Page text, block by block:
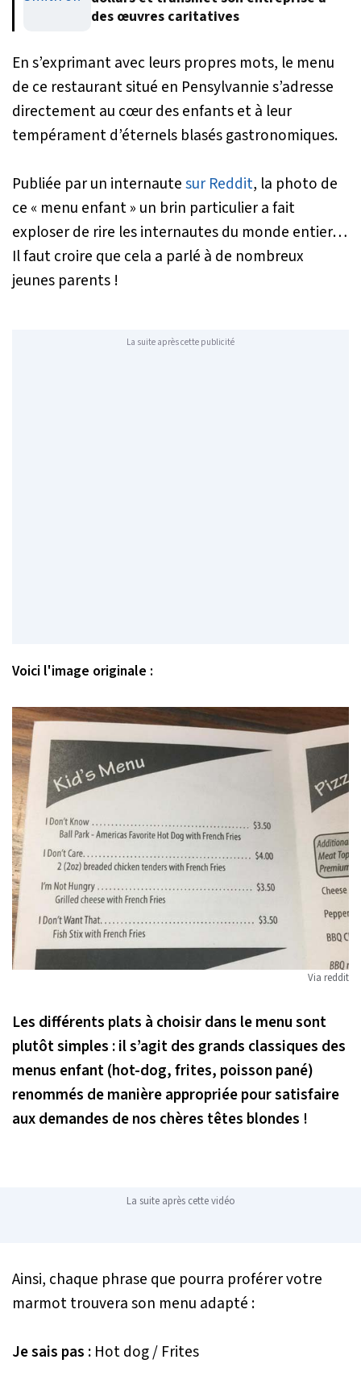
des œuvres caritatives
En s’exprimant avec leurs propres mots, le menu
de ce restaurant situé en Pensylvannie s’adresse
directement au cœur des enfants et à leur
tempérament d’éternels blasés gastronomiques.
Publiée par un internautesur Reddit, la photo de
ce « menu enfant » un brin particulier a fait
exploser de rire les internautes du monde entier…
Il faut croire que cela a parlé à de nombreux
jeunes parents !
La suite après cette publicité
Voici l'image originale :
Via reddit
Les différents plats à choisir dans le menu sont
plutôt simples : il s’agit des grands classiques des
menus enfant (hot-dog, frites, poisson pané)
renommés de manière appropriée pour satisfaire
aux demandes de nos chères têtes blondes !
La suite après cette vidéo
Ainsi, chaque phrase que pourra proférer votre
marmot trouvera son menu adapté :
Je sais pas : Hot dog / Frites